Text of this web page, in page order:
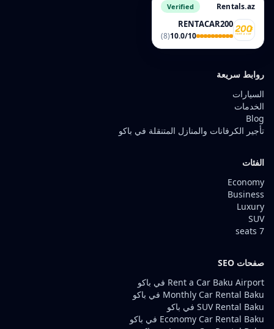
Rentals.az
Verified
RENTACAR200
10.0/10
(8)
روابط سريعة
السيارات
الخدمات
Blog
تأجير الكرفانات والمنازل المتنقلة في باكو
الفئات
Economy
Business
Luxury
SUV
7 seats
صفحات SEO
Rent a Car Baku Airport في باكو
Monthly Car Rental Baku في باكو
SUV Rental Baku في باكو
Economy Car Rental Baku في باكو